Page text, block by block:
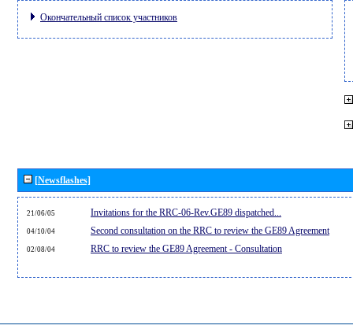
Окончательный список участников
[Newsflashes]
21/06/05 Invitations for the RRC-06-Rev.GE89 dispatched...
04/10/04 Second consultation on the RRC to review the GE89 Agreement
02/08/04 RRC to review the GE89 Agreement - Consultation